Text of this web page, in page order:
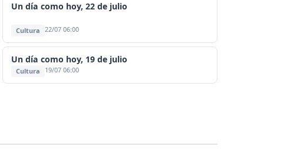
Un día como hoy, 22 de julio
Cultura 22/07 06:00
Un día como hoy, 19 de julio
Cultura 19/07 06:00